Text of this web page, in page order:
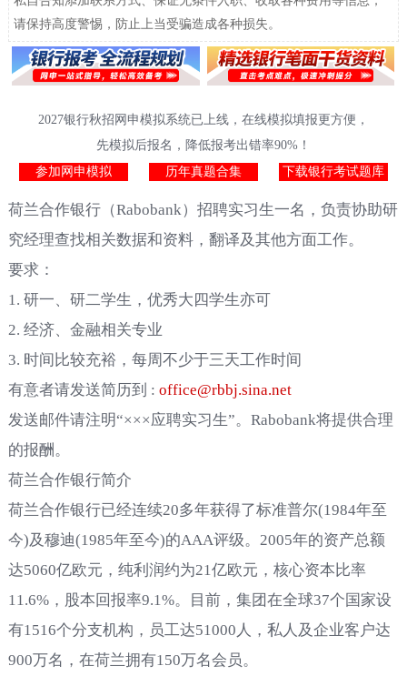
请保持高度警惕，防止上当受骗造成各种损失。
2027银行秋招网申模拟系统已上线，在线模拟填报更方便，
先模拟后报名，降低报考出错率90%！
参加网申模拟
历年真题合集 下载银行考试题库
荷兰合作银行（Rabobank）招聘实习生一名，负责协助研
究经理查找相关数据和资料，翻译及其他方面工作。
要求：
1. 研一、研二学生，优秀大四学生亦可
2. 经济、金融相关专业
3. 时间比较充裕，每周不少于三天工作时间
有意者请发送简历到 : office@rbbj.sina.net
发送邮件请注明“×××应聘实习生”。Rabobank将提供合理
的报酬。
荷兰合作银行简介
荷兰合作银行已经连续20多年获得了标准普尔(1984年至
今)及穆迪(1985年至今)的AAA评级。2005年的资产总额
达5060亿欧元，纯利润约为21亿欧元，核心资本比率
11.6%，股本回报率9.1%。目前，集团在全球37个国家设
有1516个分支机构，员工达51000人，私人及企业客户达
900万名，在荷兰拥有150万名会员。